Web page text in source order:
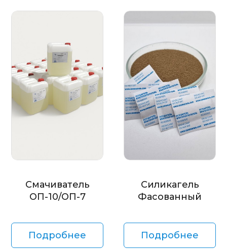
Смачиватель
ОП-10/ОП-7
Подробнее
Силикагель
Фасованный
Подробнее